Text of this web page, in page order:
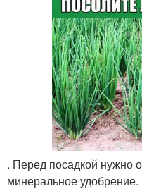
. Перед посадкой нужно
минеральное удобрение.